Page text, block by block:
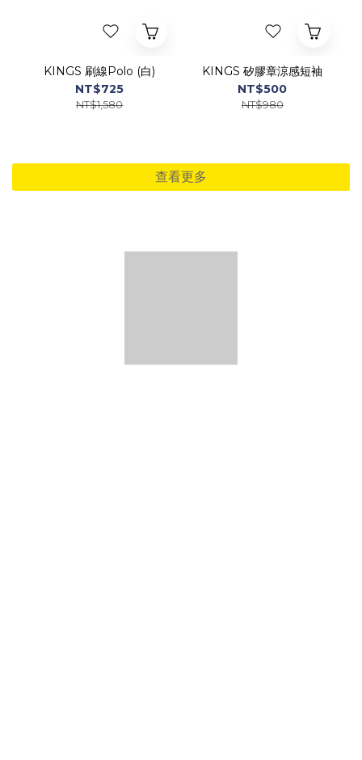
KINGS 刷線Polo (白)
NT$725
NT$1,580
KINGS 矽膠章涼感短袖
NT$500
NT$980
查看更多